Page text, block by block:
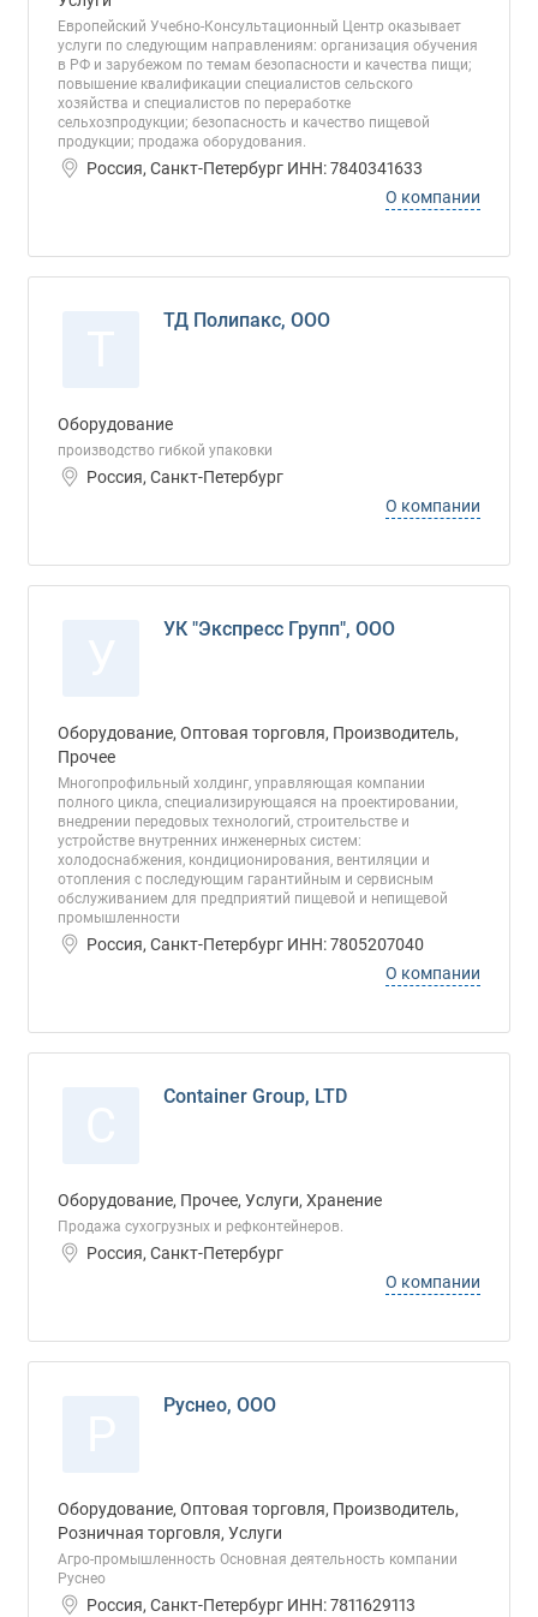
Европейский Учебно-Консультационный Центр оказывает
услуги по следующим направлениям: организация обучения
в РФ и зарубежом по темам безопасности и качества пищи;
повышение квалификации специалистов сельского
хозяйства и специалистов по переработке
сельхозпродукции; безопасность и качество пищевой
продукции; продажа оборудования.
Россия, Санкт-Петербург ИНН: 7840341633
О компании
ТД Полипакс, ООО
Оборудование
производство гибкой упаковки
Россия, Санкт-Петербург
О компании
УК "Экспресс Групп", ООО
Оборудование, Оптовая торговля, Производитель,
Прочее
Многопрофильный холдинг, управляющая компании
полного цикла, специализирующаяся на проектировании,
внедрении передовых технологий, строительстве и
устройстве внутренних инженерных систем:
холодоснабжения, кондиционирования, вентиляции и
отопления с последующим гарантийным и сервисным
обслуживанием для предприятий пищевой и непищевой
промышленности
Россия, Санкт-Петербург ИНН: 7805207040
О компании
Container Group, LTD
Оборудование, Прочее, Услуги, Хранение
Продажа сухогрузных и рефконтейнеров.
Россия, Санкт-Петербург
О компании
Руснео, ООО
Оборудование, Оптовая торговля, Производитель,
Розничная торговля, Услуги
Агро-промышленность Основная деятельность компании
Руснео
Россия, Санкт-Петербург ИНН: 7811629113